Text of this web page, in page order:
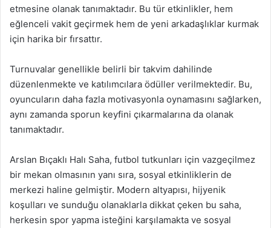
etmesine olanak tanımaktadır. Bu tür etkinlikler, hem
eğlenceli vakit geçirmek hem de yeni arkadaşlıklar kurmak
için harika bir fırsattır.
Turnuvalar genellikle belirli bir takvim dahilinde
düzenlenmekte ve katılımcılara ödüller verilmektedir. Bu,
oyuncuların daha fazla motivasyonla oynamasını sağlarken,
aynı zamanda sporun keyfini çıkarmalarına da olanak
tanımaktadır.
Arslan Bıçaklı Halı Saha, futbol tutkunları için vazgeçilmez
bir mekan olmasının yanı sıra, sosyal etkinliklerin de
merkezi haline gelmiştir. Modern altyapısı, hijyenik
koşulları ve sunduğu olanaklarla dikkat çeken bu saha,
herkesin spor yapma isteğini karşılamakta ve sosyal